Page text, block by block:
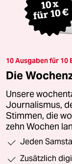
10 Ausgaben für 10
Die
Unsere
Journalismus,
Stimmen, die
zehn Wochen
Jeden
Zusätzlich